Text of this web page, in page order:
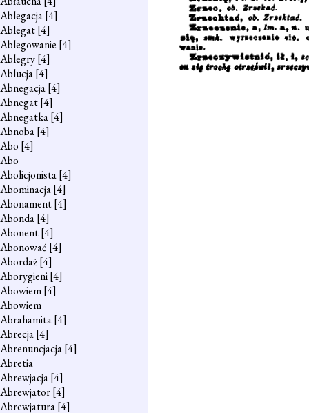
Ablegacja[4]
Ablegat[4]
Ablegowanie [4]
Ablegry[4]
Ablucja[4]
Abnegacja[4]
Abnegat[4]
Abnegatka[4]
Abnoba[4]
Abo [4]
Abo
Abolicjonista[4]
Abominacja[4]
Abonament[4]
Abonda[4]
Abonent[4]
Abonować [4]
Abordaż[4]
Aborygieni[4]
Abowiem[4]
Abowiem
Abrahamita[4]
Abrecja[4]
Abrenuncjacja[4]
Abretia
Abrewjacja[4]
Abrewjator[4]
Abrewjatura[4]